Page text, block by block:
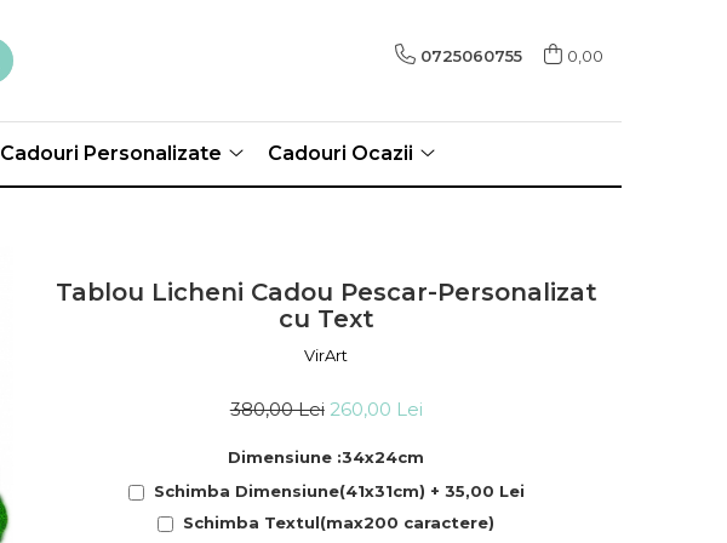
0725060755 0,00
Cadouri Personalizate Cadouri Ocazii
Tablou Licheni Cadou Pescar-Personalizat
cu Text
VirArt
380,00 Lei 260,00 Lei
Dimensiune :34x24cm
Schimba Dimensiune(41x31cm) + 35,00 Lei
Schimba Textul(max200 caractere)